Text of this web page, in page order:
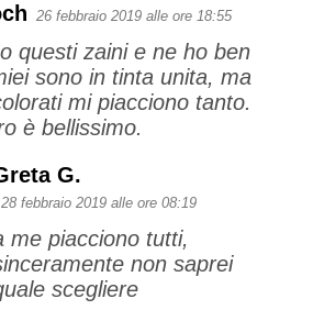
26 febbraio 2019 alle ore 18:55
questi zaini e ne ho ben
sono in tinta unita, ma
mi piacciono tanto.
è bellissimo.
G.
28 febbraio 2019 alle ore 08:19
me piacciono tutti,
non saprei
scegliere